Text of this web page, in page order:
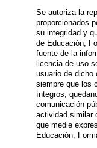
Se autoriza la
proporcionados
su integridad y
de Educación,
fuente de la
licencia de uso
usuario de dicho
siempre que los
íntegros,
comunicación
actividad similar
que medie
Educación,